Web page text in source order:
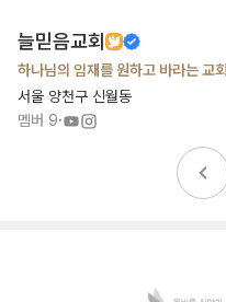
늘믿음교회
하나님의 임재를 원하고 바라는 교회
서울 양천구 신월동
멤버 9·